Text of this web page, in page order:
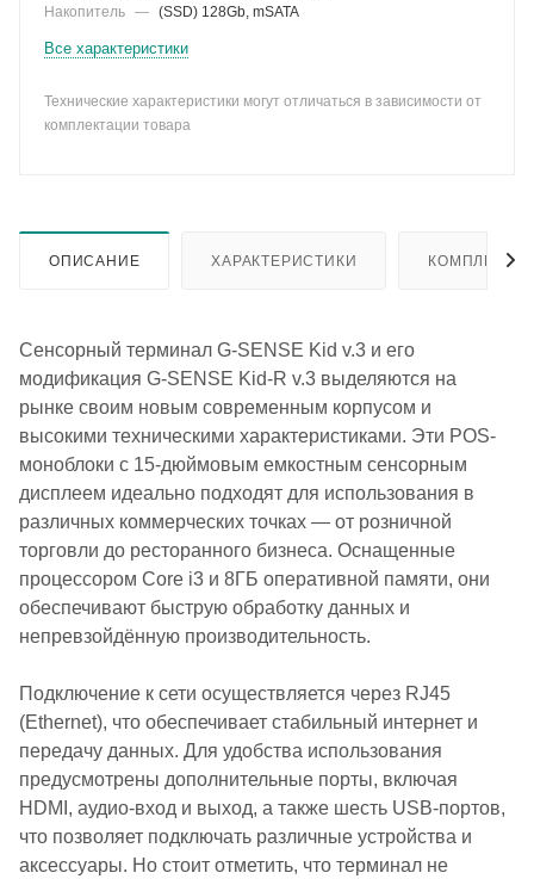
Накопитель — (SSD) 128Gb, mSATA
Все характеристики
Технические характеристики могут отличаться в зависимости от
комплектации товара
ОПИСАНИЕ ХАРАКТЕРИСТИКИ
Сенсорный терминал G-SENSE Kid v.3 и его
модификация G-SENSE Kid-R v.3 выделяются на
рынке своим новым современным корпусом и
высокими техническими характеристиками. Эти POS-
моноблоки с 15-дюймовым емкостным сенсорным
дисплеем идеально подходят для использования в
различных коммерческих точках — от розничной
торговли до ресторанного бизнеса. Оснащенные
процессором Core i3 и 8ГБ оперативной памяти, они
обеспечивают быструю обработку данных и
непревзойдённую производительность.
Подключение к сети осуществляется через RJ45
(Ethernet), что обеспечивает стабильный интернет и
передачу данных. Для удобства использования
предусмотрены дополнительные порты, включая
HDMI, аудио-вход и выход, а также шесть USB-портов,
что позволяет подключать различные устройства и
аксессуары. Но стоит отметить, что терминал не